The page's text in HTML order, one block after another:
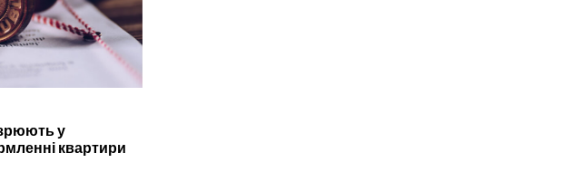
у
квартири